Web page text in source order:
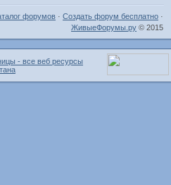
форумов ·Создать форум бесплатно ·
ЖивыеФорумы.ру © 2015